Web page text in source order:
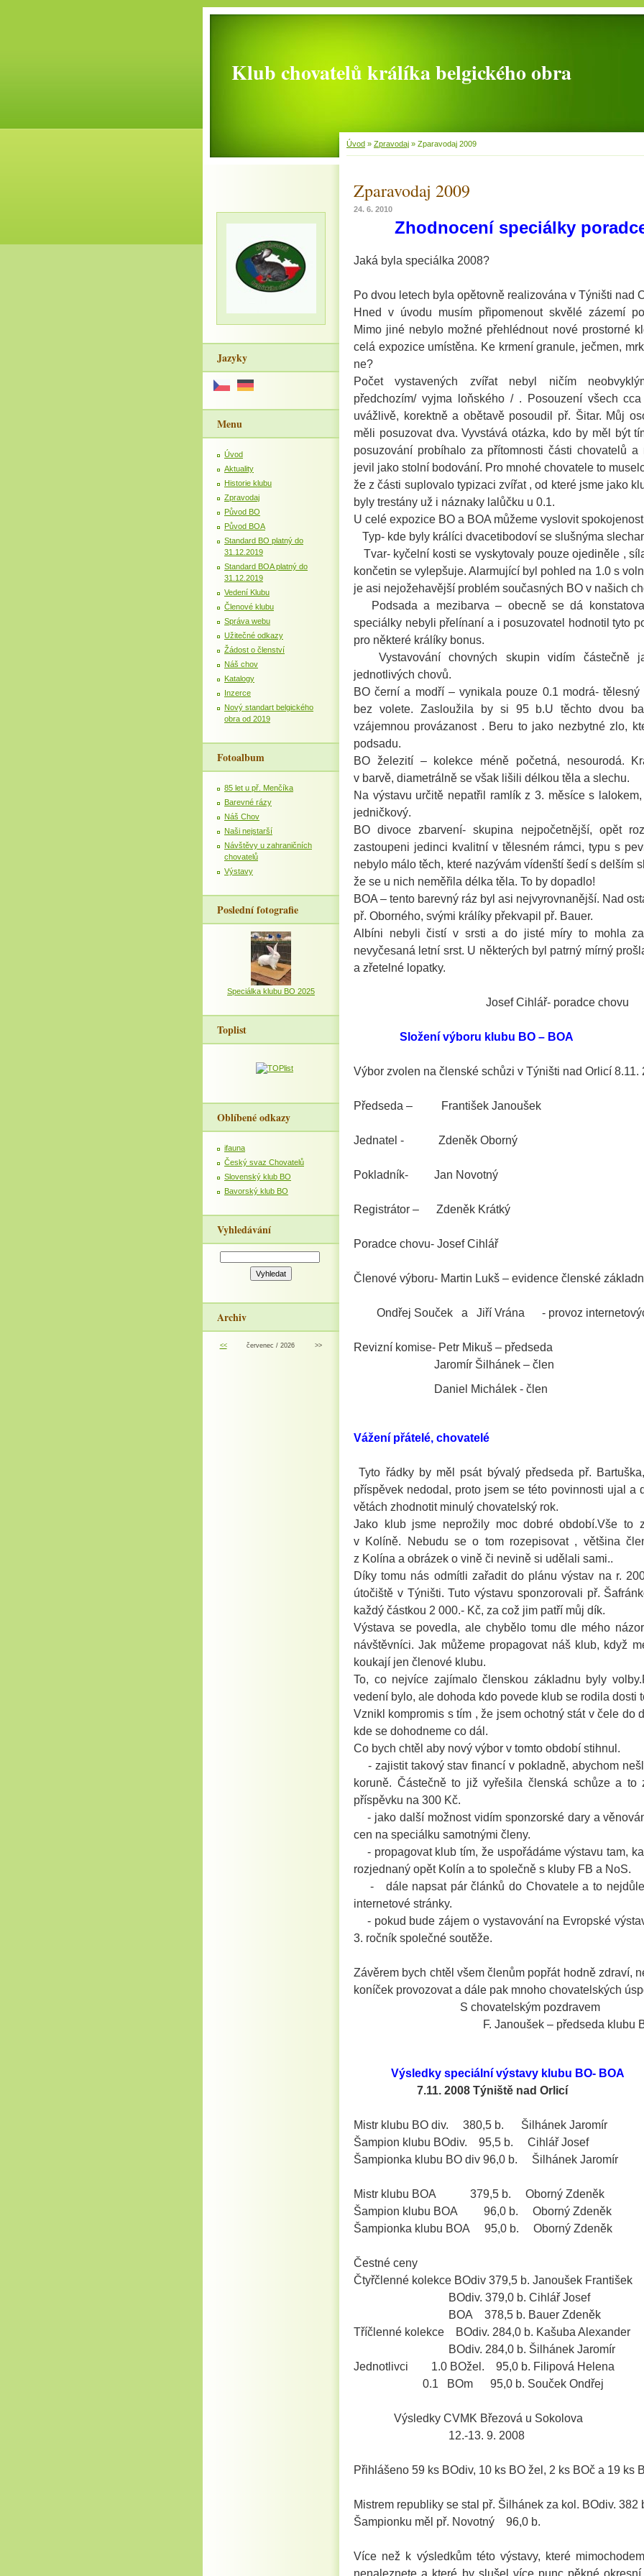
Klub chovatelů králíka belgického obra
Úvod » Zpravodaj » Zparavodaj 2009
Zparavodaj 2009
24. 6. 2010
Zhodnocení speciálky
Jaká byla speciálka 2008?
Po dvou letech byla opětovně realizována v Týništi nad
Hned v úvodu musím připomenout skvělé zázemí
Mimo jiné nebylo možné přehlédnout nové prostorné
celá expozice umístěna. Ke krmení granule, ječmen,
ne?
Počet vystavených zvířat nebyl ničím
předchozím/ vyjma loňského / . Posouzení všech
uvážlivě, korektně a obětavě posoudil př. Šitar. Můj
měli posuzovat dva. Vyvstává otázka, kdo by měl být
posuzování probíhalo za přítomnosti části chovatelů
jevil jako stolní bodování. Pro mnohé chovatele to
že z části suplovalo typizaci zvířat , od které jsme jako
byly trestány už i náznaky lalůčku u 0.1.
U celé expozice BO a BOA můžeme vyslovit
Typ- kde byly králíci dvacetibodoví se slušnýma
Tvar- kyčelní kosti se vyskytovaly pouze ojediněle ,
končetin se vylepšuje. Alarmující byl pohled na 1.0 s
je asi nejožehavější problém současných BO v našich
Podsada a mezibarva – obecně se dá
speciálky nebyli přelínaní a i posuzovatel hodnotil tyto
pro některé králíky bonus.
Vystavování chovných skupin vidím částečně
jednotlivých chovů.
BO černí a modří – vynikala pouze 0.1 modrá- tělesný
bez volete. Zasloužila by si 95 b.U těchto dvou
vzájemnou provázanost . Beru to jako nezbytné zlo,
podsadu.
BO železití – kolekce méně početná, nesourodá.
v barvě, diametrálně se však lišili délkou těla a slechu.
Na výstavu určitě nepatřil ramlík z 3. měsíce s
jedničkový.
BO divoce zbarvení- skupina nejpočetnější, opět
zastoupeni jedinci kvalitní v tělesném rámci, typu s
nebylo málo těch, které nazývám vídenští šedí s delším
že se u nich neměřila délka těla. To by dopadlo!
BOA – tento barevný ráz byl asi nejvyrovnanější. Nad
př. Oborného, svými králíky překvapil př. Bauer.
Albíni nebyli čistí v srsti a do jisté míry to mohla
nevyčesaná letní srst. U některých byl patrný mírný
a zřetelné lopatky.
Josef Cihlář- poradce chovu
Složení výboru klubu BO – BOA
Výbor zvolen na členské schůzi v Týništi nad Orlicí 8.11.
Předseda – František Janoušek
Jednatel - Zdeněk Oborný
Pokladník- Jan Novotný
Registrátor – Zdeněk Krátký
Poradce chovu- Josef Cihlář
Členové výboru- Martin Lukš – evidence
Ondřej Souček a Jiří Vrána - provoz
Revizní komise- Petr Mikuš – předseda
Jaromír Šilhánek – člen
Daniel Michálek - člen
Vážení přátelé, chovatelé
Tyto řádky by měl psát bývalý předseda př.
příspěvek nedodal, proto jsem se této povinnosti ujal a
větách zhodnotit minulý chovatelský rok.
Jako klub jsme neprožily moc dobré období.Vše to
v Kolíně. Nebudu se o tom rozepisovat , většina
z Kolína a obrázek o vině či nevině si udělali sami..
Díky tomu nás odmítli zařadit do plánu výstav na r.
útočiště v Týništi. Tuto výstavu sponzorovali př.
každý částkou 2 000.- Kč, za což jim patří můj dík.
Výstava se povedla, ale chybělo tomu dle mého
návštěvníci. Jak můžeme propagovat náš klub, když
koukají jen členové klubu.
To, co nejvíce zajímalo členskou základnu byly
vedení bylo, ale dohoda kdo povede klub se rodila dosti
Vznikl kompromis s tím , že jsem ochotný stát v čele do
kde se dohodneme co dál.
Co bych chtěl aby nový výbor v tomto období stihnul.
- zajistit takový stav financí v pokladně,
koruně. Částečně to již vyřešila členská schůze a to
příspěvku na 300 Kč.
- jako další možnost vidím sponzorské dary a
cen na speciálku samotnými členy.
- propagovat klub tím, že uspořádáme výstavu tam,
rozjednaný opět Kolín a to společně s kluby FB a NoS.
- dále napsat pár článků do Chovatele a to
internetové stránky.
- pokud bude zájem o vystavování na Evropské
3. ročník společné soutěže.
Závěrem bych chtěl všem členům popřát hodně zdraví,
koníček provozovat a dále pak mnoho chovatelských
S chovatelským pozdravem
F. Janoušek – předseda klubu
Výsledky speciální výstavy klubu BO- BOA
7.11. 2008 Týniště nad Orlicí
Mistr klubu BO div. 380,5 b. Šilhánek Jaromír
Šampion klubu BOdiv. 95,5 b. Cihlář Josef
Šampionka klubu BO div 96,0 b. Šilhánek Jaromír
Mistr klubu BOA 379,5 b. Oborný Zdeněk
Šampion klubu BOA 96,0 b. Oborný Zdeněk
Šampionka klubu BOA 95,0 b. Oborný Zdeněk
Čestné ceny
Čtyřčlenné kolekce BOdiv 379,5 b. Janoušek František
BOdiv. 379,0 b. Cihlář Josef
BOA 378,5 b. Bauer Zdeněk
Tříčlenné kolekce BOdiv. 284,0 b. Kašuba Alexander
BOdiv. 284,0 b. Šilhánek Jaromír
Jednotlivci 1.0 BOžel. 95,0 b. Filipová Helena
0.1 BOm 95,0 b. Souček Ondřej
Výsledky CVMK Březová u Sokolova
12.-13. 9. 2008
Přihlášeno 59 ks BOdiv, 10 ks BO žel, 2 ks BOč a 19 ks
Mistrem republiky se stal př. Šilhánek za kol. BOdiv. 382
Šampionku měl př. Novotný 96,0 b.
Více než k výsledkům této výstavy, které
nenaleznete a které by slušel více punc pěkné
Jazyky
Menu
Úvod
Aktuality
Historie klubu
Zpravodaj
Původ BO
Původ BOA
Standard BO platný do
31.12.2019
Standard BOA platný do
31.12.2019
Vedení Klubu
Členové klubu
Správa webu
Užitečné odkazy
Žádost o členství
Náš chov
Katalogy
Inzerce
Nový standart belgického
obra od 2019
Fotoalbum
85 let u př. Menčíka
Barevné rázy
Náš Chov
Naši nejstarší
Návštěvy u zahraničních
chovatelů
Výstavy
Poslední fotografie
Speciálka klubu BO 2025
Toplist
Oblíbené odkazy
ifauna
Český svaz Chovatelů
Slovenský klub BO
Bavorský klub BO
Vyhledávání
Archiv
<< červenec / 2026 >>